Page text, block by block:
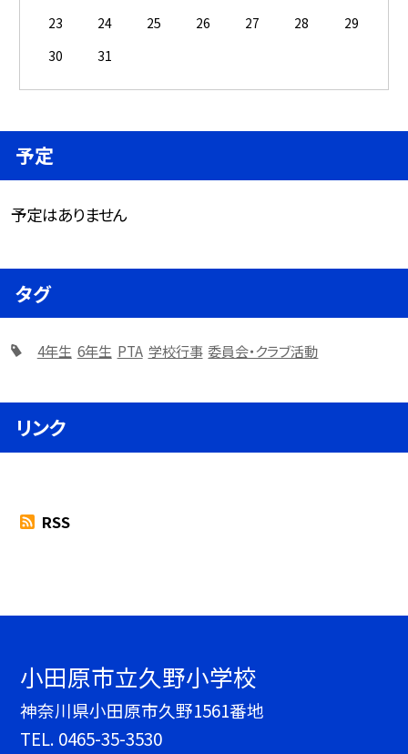
23
24 25 26 27 28
29
30
31
予定
予定はありません
タグ
4年生 6年生 PTA 学校行事 委員会・クラブ活動
リンク
RSS
小田原市立久野小学校
神奈川県小田原市久野1561番地
TEL. 0465-35-3530